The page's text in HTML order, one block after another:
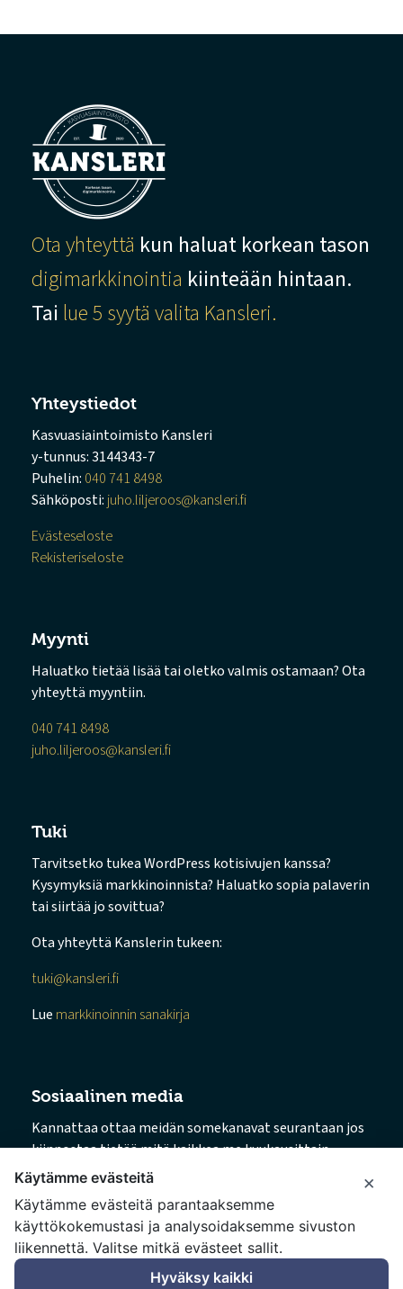
Ota yhteyttä kun haluat korkean tason
digimarkkinointia kiinteään hintaan.
Tai lue 5 syytä valita Kansleri.
Yhteystiedot
Kasvuasiaintoimisto Kansleri
y-tunnus: 3144343-7
Puhelin: 040 741 8498
Sähköposti: juho.liljeroos@kansleri.fi
Evästeseloste
Rekisteriseloste
Myynti
Haluatko tietää lisää tai oletko valmis ostamaan? Ota
yhteyttä myyntiin.
040 741 8498
juho.liljeroos@kansleri.fi
Tuki
Tarvitsetko tukea WordPress kotisivujen kanssa?
Kysymyksiä markkinoinnista? Haluatko sopia palaverin
tai siirtää jo sovittua?
Ota yhteyttä Kanslerin tukeen:
tuki@kansleri.fi
Lue markkinoinnin sanakirja
Sosiaalinen media
Kannattaa ottaa meidän somekanavat seurantaan jos
kiinnostaa tietää mitä kaikkea me kuukausittain
puuhaillaan.
→ Facebook
→ Instagram
→ LinkedIn
×
Käytämme evästeitä
Käytämme evästeitä parantaaksemme
käyttökokemustasi ja analysoidaksemme sivuston
liikennettä. Valitse mitkä evästeet sallit.
Hyväksy kaikki